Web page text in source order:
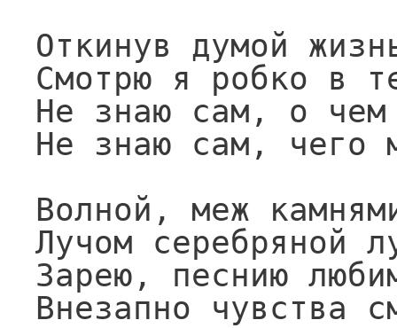
Откинув думой
Смотрю я робко в
Не знаю сам, о чем
Не знаю сам, чего
Волной, меж
Лучом серебряной
Зарею, песнию
Внезапно чувства